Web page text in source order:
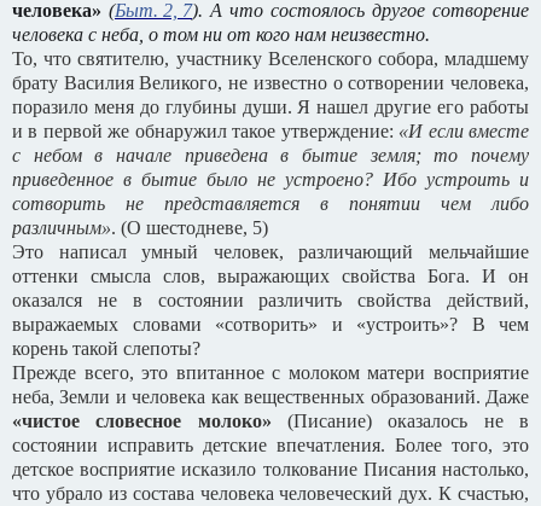
человека» (Быт. 2, 7). А что состоялось другое сотворение
человека с неба, о том ни от кого нам неизвестно.
То, что святителю, участнику Вселенского собора, младшему
брату Василия Великого, не известно о сотворении человека,
поразило меня до глубины души. Я нашел другие его работы
и в первой же обнаружил такое утверждение: «И если вместе
с небом в начале приведена в бытие земля; то почему
приведенное в бытие было не устроено? Ибо устроить и
сотворить не представляется в понятии чем либо
различным». (О шестодневе, 5)
Это написал умный человек, различающий мельчайшие
оттенки смысла слов, выражающих свойства Бога. И он
оказался не в состоянии различить свойства действий,
выражаемых словами «сотворить» и «устроить»? В чем
корень такой слепоты?
Прежде всего, это впитанное с молоком матери восприятие
неба, Земли и человека как вещественных образований. Даже
«чистое словесное молоко» (Писание) оказалось не в
состоянии исправить детские впечатления. Более того, это
детское восприятие исказило толкование Писания настолько,
что убрало из состава человека человеческий дух. К счастью,